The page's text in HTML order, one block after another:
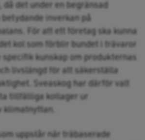
det under en begränsad
inverkan på
För att ett företag ska kunna
kol som förblir bundet i trävaror
kunskap om produkternas
livslängd för att säkerställa
Sveaskog har därför valt
tillfälliga kollager ur
klimatnyttan.
uppstår när träbaserade